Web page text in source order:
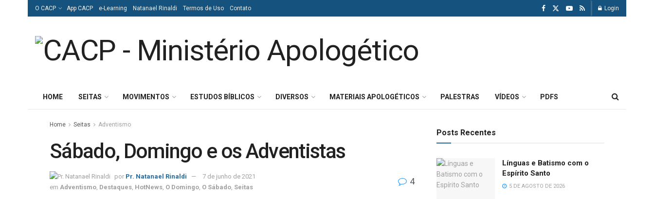
O CACP App CACP e-Learning Natanael Rinaldi Termos de Uso Contato Login
HOME SEITAS MOVIMENTOS ESTUDOS BÍBLICOS DIVERSOS MATERIAIS APOLOGÉTICOS PALESTRAS VÍDEOS PDFS
Home Seitas Adventismo
Sábado, Domingo e os Adventistas
por Pr. Natanael Rinaldi
7 de junho de 2021
em Adventismo, Destaques, HotNews, O Domingo, O Sábado, Seitas
4
Posts Recentes
Línguas e Batismo com o
Espírito Santo
5 DE AGOSTO DE 2026